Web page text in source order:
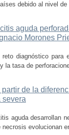
debido al nivel
aguda
Morones
diagnóstico
la tasa de
de la
severa
aguda desarrollan
evolucionan